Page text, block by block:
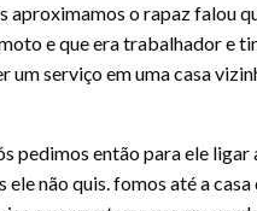
aproximamos o rapaz falou
e que era trabalhador e
um serviço em uma casa
pedimos então para ele ligar
ele não quis. fomos até a casa